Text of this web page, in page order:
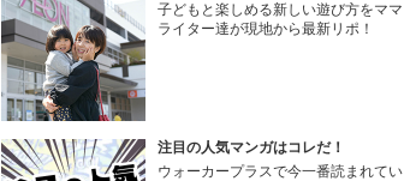
子どもと楽しめる新しい遊び方をママ
ライター達が現地から最新リポ！
注目の人気マンガはコレだ！
ウォーカープラスで今一番読まれてい